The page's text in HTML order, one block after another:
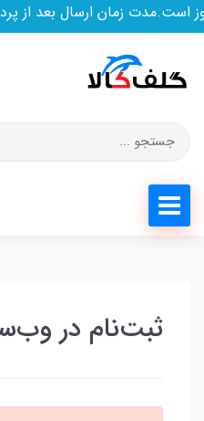
است.مدت زمان ارسال بعد از
ثبت‌نام در